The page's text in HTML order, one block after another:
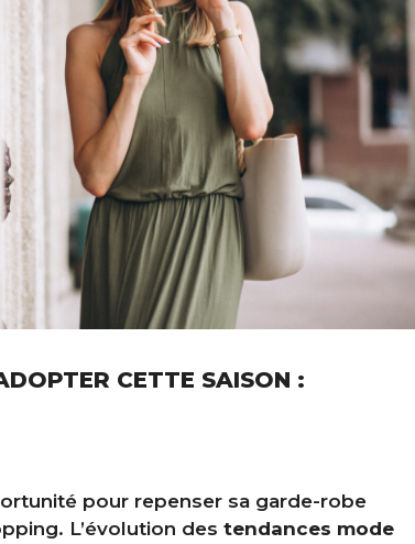
CETTE SAISON :
pour repenser sa garde-robe
L’évolution des tendances mode